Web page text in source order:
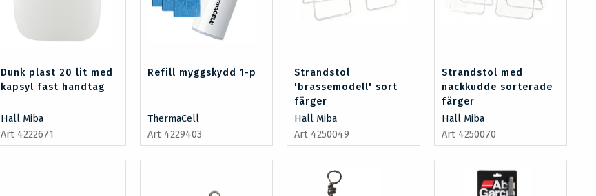
Dunk plast 20 lit med
kapsyl fast handtag
Hall Miba
Art 4222671
Refill myggskydd 1-p
ThermaCell
Art 4229403
Strandstol
'brassemodell' sort
färger
Hall Miba
Art 4250049
Strandstol med
nackkudde sorterade
färger
Hall Miba
Art 4250070